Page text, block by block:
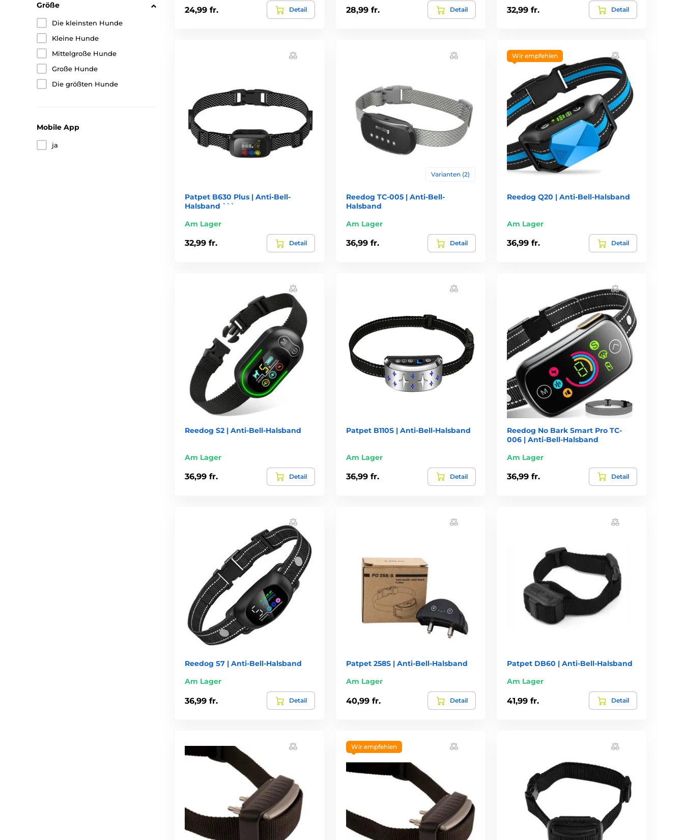
Größe
Die kleinsten Hunde
Kleine Hunde
Mittelgroße Hunde
Große Hunde
Die größten Hunde
Mobile App
ja
24,99 fr. Detail 28,99 fr. Detail 32,99 fr. Detail
Patpet B630 Plus | Anti-Bell-
Halsband ```
Am Lager
32,99 fr. Detail
Varianten (2)
Reedog TC-005 | Anti-Bell-
Halsband
Am Lager
36,99 fr. Detail
Wir empfehlen
Reedog Q20 | Anti-Bell-Halsband
Am Lager
36,99 fr. Detail
Reedog S2 | Anti-Bell-Halsband
Am Lager
36,99 fr. Detail
Patpet B110S | Anti-Bell-Halsband
Am Lager
36,99 fr. Detail
Reedog No Bark Smart Pro TC-
006 | Anti-Bell-Halsband
Am Lager
36,99 fr. Detail
Reedog S7 | Anti-Bell-Halsband
Am Lager
36,99 fr. Detail
Patpet 258S | Anti-Bell-Halsband
Am Lager
40,99 fr. Detail
Patpet DB60 | Anti-Bell-Halsband
Am Lager
41,99 fr. Detail
Wir empfehlen